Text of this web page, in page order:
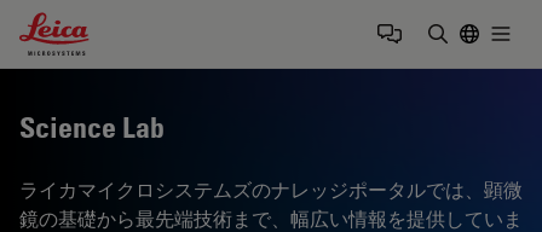
Leica Microsystems Logo
Science Lab
ライカマイクロシステムズのナレッジポータルでは、顕微
鏡の基礎から最先端技術まで、幅広い情報を提供していま